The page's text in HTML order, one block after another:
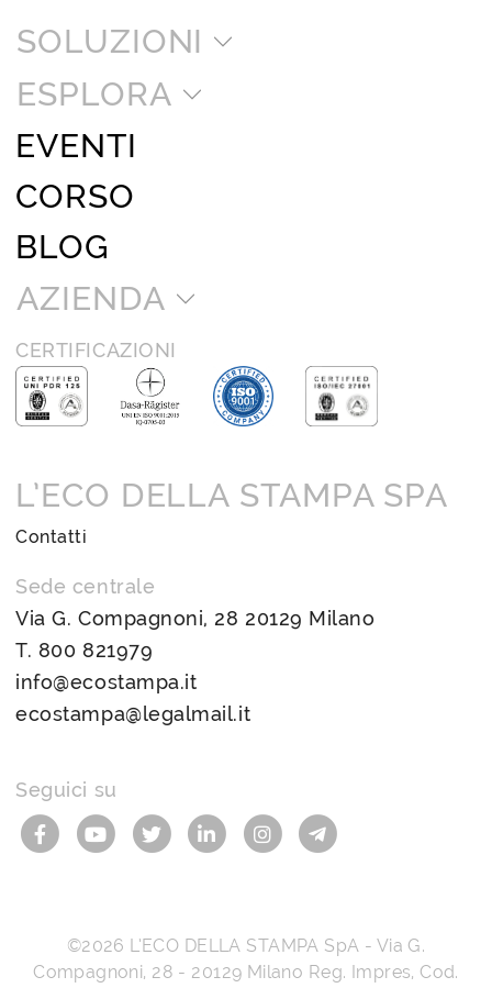
SOLUZIONI
ESPLORA
EVENTI
CORSO
BLOG
AZIENDA
CERTIFICAZIONI
L’ECO DELLA STAMPA SPA
Contatti
Sede centrale
Via G. Compagnoni, 28 20129 Milano
T. 800 821979
info@ecostampa.it
ecostampa@legalmail.it
Seguici su
©2026 L’ECO DELLA STAMPA SpA - Via G.
Compagnoni, 28 - 20129 Milano Reg. Impres, Cod.